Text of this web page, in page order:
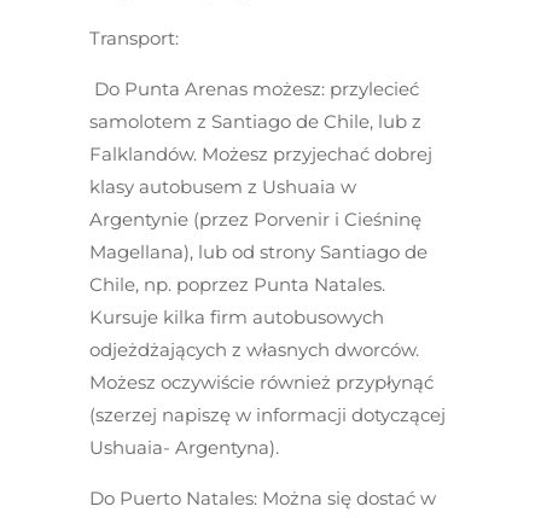
Transport:
Do Punta Arenas możesz: przylecieć
samolotem z Santiago de Chile, lub z
Falklandów. Możesz przyjechać dobrej
klasy autobusem z Ushuaia w
Argentynie (przez Porvenir i Cieśninę
Magellana), lub od strony Santiago de
Chile, np. poprzez Punta Natales.
Kursuje kilka firm autobusowych
odjeżdżających z własnych dworców.
Możesz oczywiście również przypłynąć
(szerzej napiszę w informacji dotyczącej
Ushuaia- Argentyna).
Do Puerto Natales: Można się dostać w